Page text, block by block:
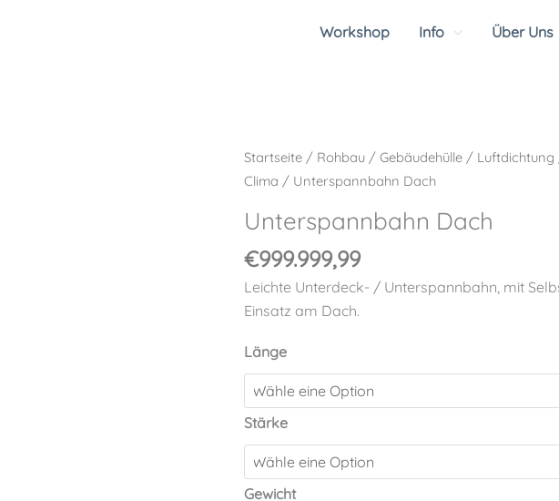
Workshop Info Über Uns
Startseite/ Rohbau/ Gebäudehülle/ Luftdichtung
Clima / Unterspannbahn Dach
Unterspannbahn Dach
€999.999,99
Leichte Unterdeck- / Unterspannbahn, mit
Einsatz am Dach.
Länge
Stärke
Gewicht
Unterspannbahn
Dach